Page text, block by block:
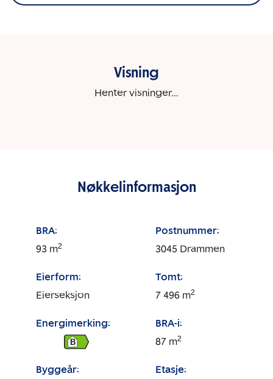
Visning
Henter visninger...
Nøkkelinformasjon
BRA:
93 m2
Postnummer:
3045 Drammen
Eierform:
Eierseksjon
Tomt:
7 496 m2
Energimerking:
B
BRA-i:
87 m2
Byggeår:
Etasje: